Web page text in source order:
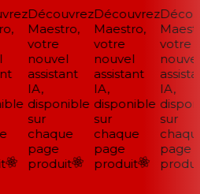
Découvrez
Maestro,
votre
nouvel
assistant
IA,
disponible
sur
chaque
page
produit
Découvrez
Maestro,
votre
nouvel
assistant
IA,
disponible
sur
chaque
page
produit
votre
nouvel
IA,
sur
chaque
page
produit